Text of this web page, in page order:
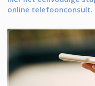
online telefoonconsult.